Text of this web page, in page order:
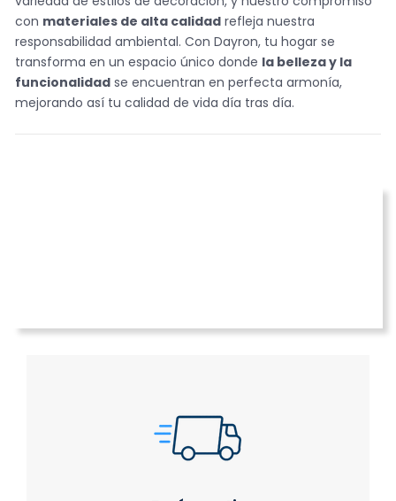
con materiales de alta calidad refleja nuestra
responsabilidad ambiental. Con Dayron, tu hogar se
transforma en un espacio único donde la belleza y la
funcionalidad se encuentran en perfecta armonía,
mejorando así tu calidad de vida día tras día.